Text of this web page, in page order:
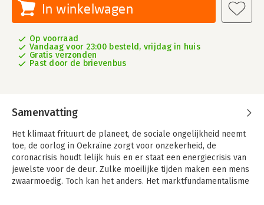
In winkelwagen
Op voorraad
Vandaag voor 23:00 besteld, vrijdag in huis
Gratis verzonden
Past door de brievenbus
Samenvatting
Het klimaat frituurt de planeet, de sociale ongelijkheid neemt
toe, de oorlog in Oekraïne zorgt voor onzekerheid, de
coronacrisis houdt lelijk huis en er staat een energiecrisis van
jewelste voor de deur. Zulke moeilijke tijden maken een mens
zwaarmoedig. Toch kan het anders. Het marktfundamentalisme